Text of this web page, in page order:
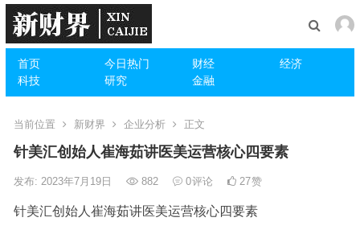
首页 今日热门 财经
经济
科技
研究 金融
当前位置 新财界 企业分析 正文
针美汇创始人崔海茹讲医美运营核心四要素
发布: 2023年7月19日 882 0评论 27赞
针美汇创始人崔海茹讲医美运营核心四要素